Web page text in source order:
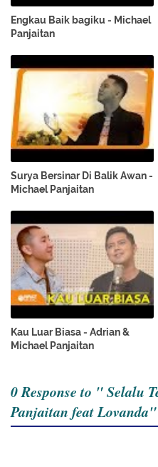
Engkau Baik bagiku - Michael
Panjaitan
Surya Bersinar Di Balik Awan -
Michael Panjaitan
Kau Luar Biasa - Adrian &
Michael Panjaitan
0 Response to " Selalu
Panjaitan feat Lovanda"